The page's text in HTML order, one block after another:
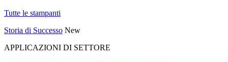
Tutte le stampanti
Storia di Successo New
APPLICAZIONI DI SETTORE